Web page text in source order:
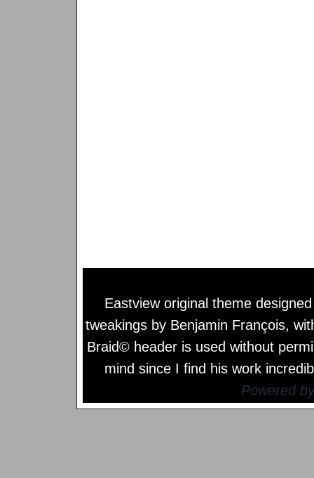
Eastview original theme
tweakings by Benjamin François,
Braid© header is used without
mind since I find his work
Powered